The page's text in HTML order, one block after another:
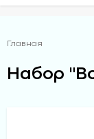
Главная
Набор